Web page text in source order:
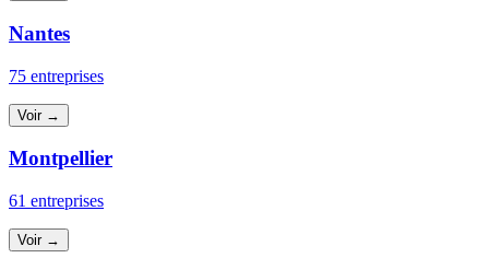
Nantes
75 entreprises
Voir →
Montpellier
61 entreprises
Voir →